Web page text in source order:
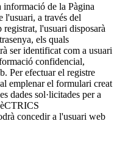
informació de la Pàgina
l'usuari, a través del
l'usuari disposarà
els quals
ser identificat com a usuari
confidencial,
Per efectuar el registre
emplenar el formulari creat
dades sol·licitades per a
concedir a l'usuari web